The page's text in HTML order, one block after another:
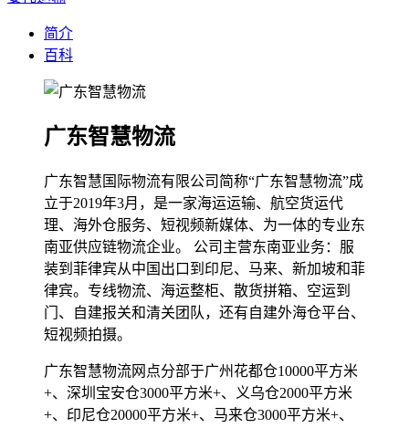
简介
百科
广东智慧物流
广东智慧国际物流有限公司简称“广东智慧物流”成
立于2019年3月，是一家海运运输、航空货运代
理、海外仓服务、短视频新媒体、为一体的专业东
南亚供应链物流企业。 公司主营东南亚业务：服
装到菲律宾从中国出口到印尼、马来、新加坡和菲
律宾。专线物流、海运整柜、散货拼箱、空运到
门、自建报关和清关团队，还有自建外海仓平台、
短视频拍摄。
广东智慧物流网点分部于广州花都仓10000平方米
+、深圳宝安仓3000平方米+、义乌仓2000平方米
+、印尼仓20000平方米+、马来仓3000平方米+、